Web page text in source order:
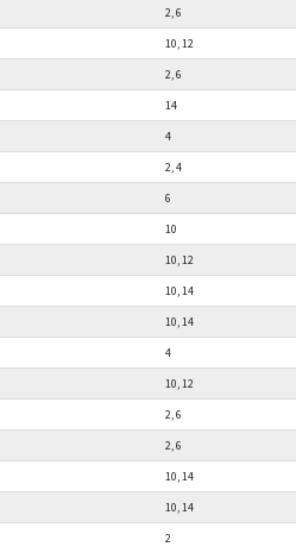
2, 6
10, 12
2, 6
14
4
2, 4
6
10
10, 12
10, 14
10, 14
4
10, 12
2, 6
2, 6
10, 14
10, 14
2